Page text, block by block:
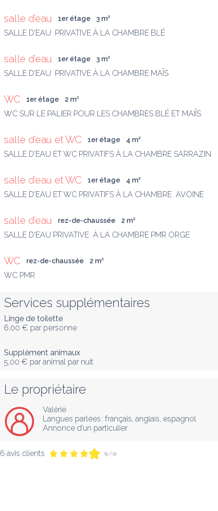
salle d’eau 1er étage 3 m²
SALLE D'EAU  PRIVATIVE À LA CHAMBRE BLÉ
salle d’eau 1er étage 3 m²
SALLE D'EAU  PRIVATIVE À LA CHAMBRE MAÏS
WC 1er étage 2 m²
WC SUR LE PALIER POUR LES CHAMBRES BLÉ ET MAIÏS
salle d’eau et WC 1er étage 4 m²
SALLE D'EAU ET WC PRIVATIFS À LA CHAMBRE SARRAZIN
salle d’eau et WC 1er étage 4 m²
SALLE D'EAU ET WC PRIVATIFS À LA CHAMBRE  AVOINE
salle d’eau rez-de-chaussée 2 m²
SALLE D'EAU PRIVATIVE  À LA CHAMBRE PMR ORGE
WC rez-de-chaussée 2 m²
WC PMR
Services supplémentaires
Linge de toilette
6,00 € par personne
Supplément animaux
5,00 € par animal par nuit
Le propriétaire
Valérie
Langues parlées : français, anglais, espagnol
Annonce d’un particulier
6 avis clients (5 / 5)